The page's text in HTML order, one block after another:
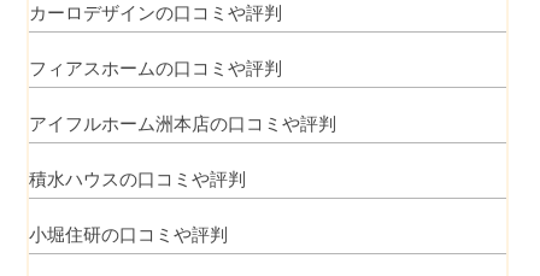
カーロデザインの口コミや評判
フィアスホームの口コミや評判
アイフルホーム洲本店の口コミや評判
積水ハウスの口コミや評判
小堀住研の口コミや評判